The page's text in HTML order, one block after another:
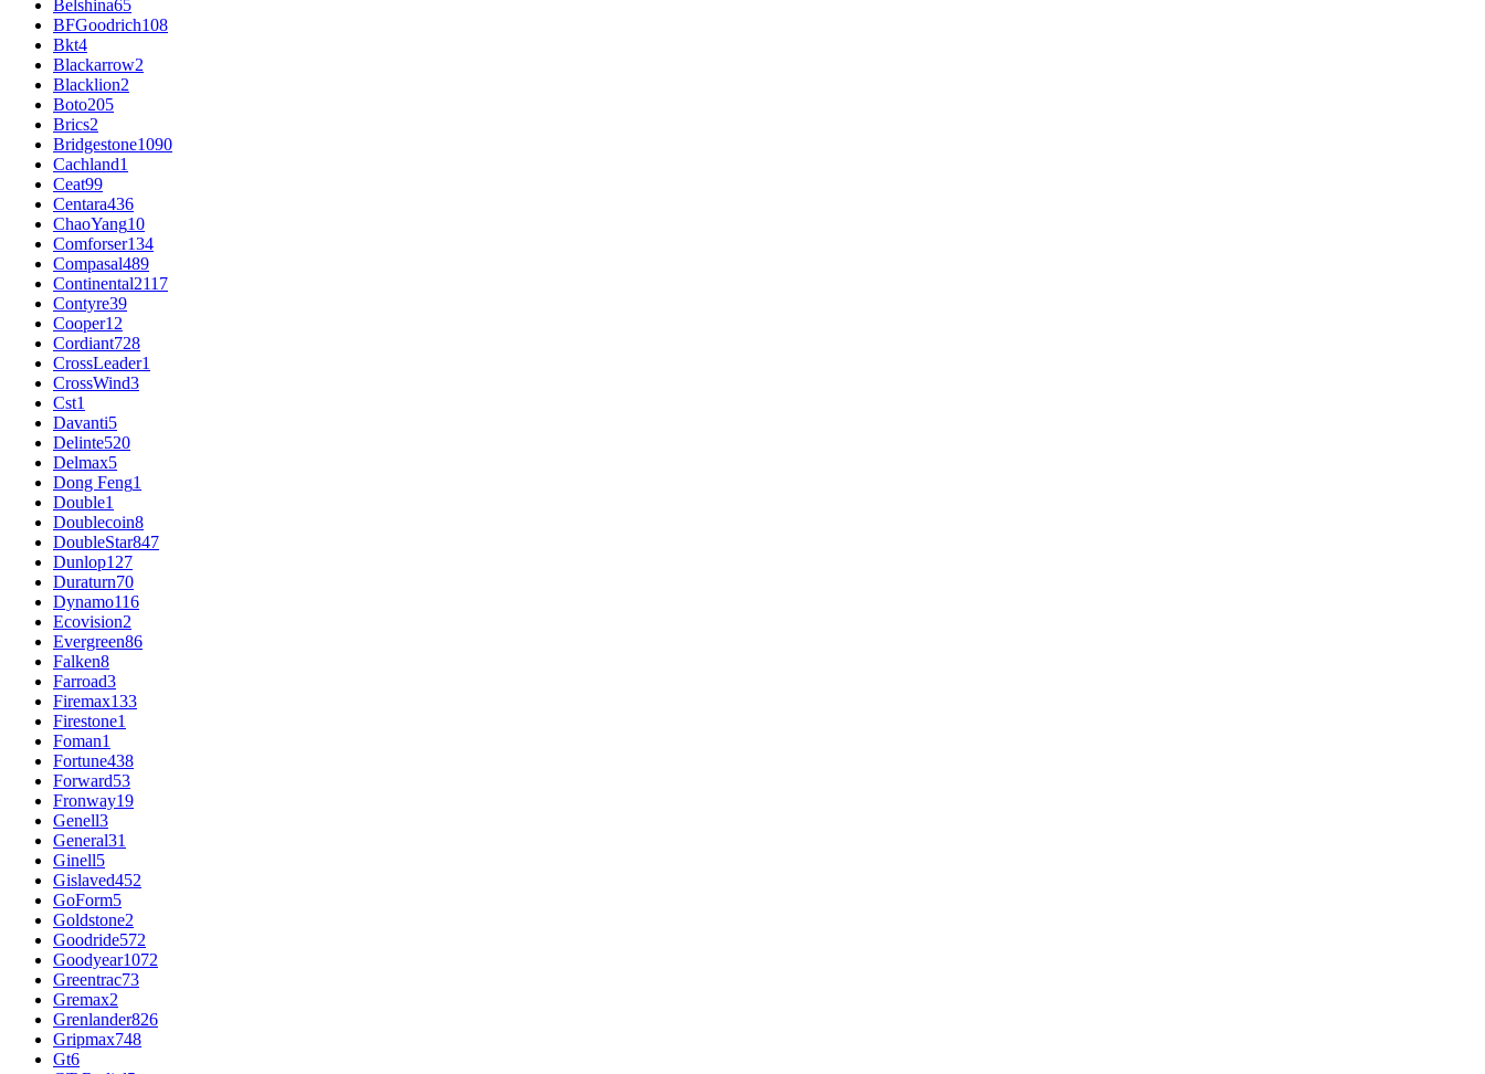
Belshina65
BFGoodrich108
Bkt4
Blackarrow2
Blacklion2
Boto205
Brics2
Bridgestone1090
Cachland1
Ceat99
Centara436
ChaoYang10
Comforser134
Compasal489
Continental2117
Contyre39
Cooper12
Cordiant728
CrossLeader1
CrossWind3
Cst1
Davanti5
Delinte520
Delmax5
Dong Feng1
Double1
Doublecoin8
DoubleStar847
Dunlop127
Duraturn70
Dynamo116
Ecovision2
Evergreen86
Falken8
Farroad3
Firemax133
Firestone1
Foman1
Fortune438
Forward53
Fronway19
Genell3
General31
Ginell5
Gislaved452
GoForm5
Goldstone2
Goodride572
Goodyear1072
Greentrac73
Gremax2
Grenlander826
Gripmax748
Gt6